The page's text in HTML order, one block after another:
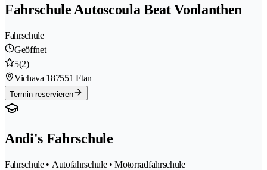
Fahrschule Autoscoula Beat Vonlanthen
Fahrschule
Geöffnet
5(2)
Vichava 187551 Ftan
Termin reservieren
Andi's Fahrschule
Fahrschule • Autofahrschule • Motorradfahrschule